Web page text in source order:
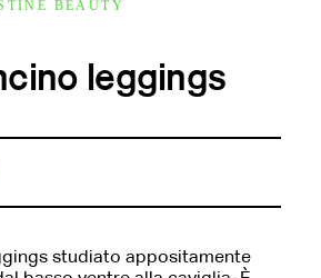
BEAUTY
leggings
studiato appositamente